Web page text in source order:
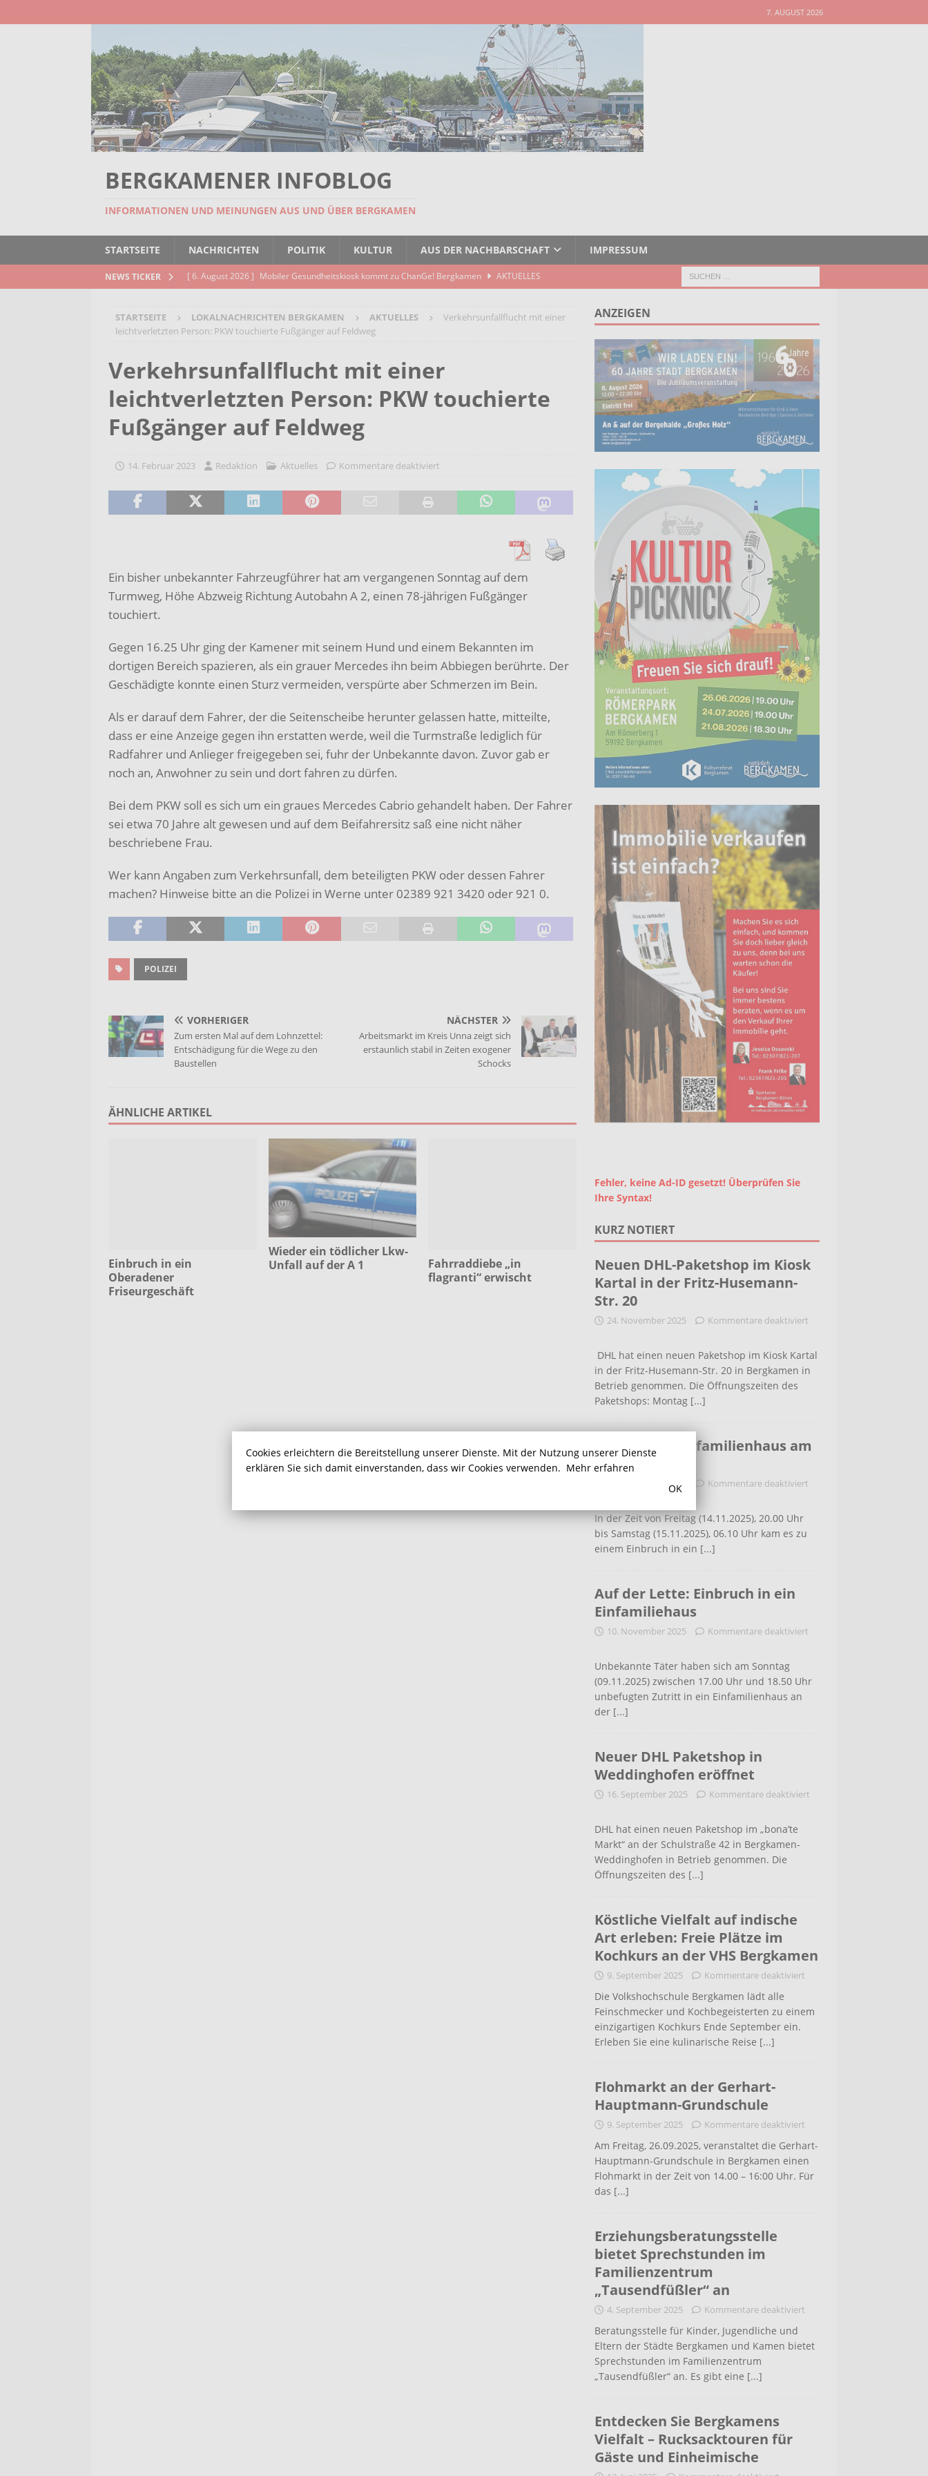
7. AUGUST 2026
BERGKAMENER INFOBLOG
INFORMATIONEN UND MEINUNGEN AUS UND ÜBER BERGKAMEN
STARTSEITE NACHRICHTEN POLITIK KULTUR AUS DER NACHBARSCHAFT IMPRESSUM
NEWS TICKER [ 6. August 2026 ] Mobiler Gesundheitskiosk kommt zu ChanGe! Bergkamen
AKTUELLES
[ 6. August 2026 ] Wenn Worte Funken schlagen: Jochen Malmsheimer eröffnet die Kabarettsaison
[ 6. August 2026 ]
Bürgerreise 2026 nach Gennevilliers – Städtepartnerschaft hautnah erleben
AKTUELLES
Pflege- und Wohnberatung im Gemeindebüro an der Christuskirche in Rünthe
AKTUELLES
STARTSEITE LOKALNACHRICHTEN BERGKAMEN AKTUELLES
Verkehrsunfallflucht mit einer
leichtverletzten Person: PKW touchierte Fußgänger auf Feldweg
Verkehrsunfallflucht mit einer
leichtverletzten Person: PKW touchierte
Fußgänger auf Feldweg
14. Februar 2023 Redaktion Aktuelles Kommentare deaktiviert
Ein bisher unbekannter Fahrzeugführer hat am vergangenen Sonntag auf dem
Turmweg, Höhe Abzweig Richtung Autobahn A 2, einen 78-jährigen Fußgänger
touchiert.
Gegen 16.25 Uhr ging der Kamener mit seinem Hund und einem Bekannten im
dortigen Bereich spazieren, als ein grauer Mercedes ihn beim Abbiegen berührte. Der
Geschädigte konnte einen Sturz vermeiden, verspürte aber Schmerzen im Bein.
Als er darauf dem Fahrer, der die Seitenscheibe herunter gelassen hatte, mitteilte,
dass er eine Anzeige gegen ihn erstatten werde, weil die Turmstraße lediglich für
Radfahrer und Anlieger freigegeben sei, fuhr der Unbekannte davon. Zuvor gab er
noch an, Anwohner zu sein und dort fahren zu dürfen.
Bei dem PKW soll es sich um ein graues Mercedes Cabrio gehandelt haben. Der Fahrer
sei etwa 70 Jahre alt gewesen und auf dem Beifahrersitz saß eine nicht näher
beschriebene Frau.
Wer kann Angaben zum Verkehrsunfall, dem beteiligten PKW oder dessen Fahrer
machen? Hinweise bitte an die Polizei in Werne unter 02389 921 3420 oder 921 0.
POLIZEI
VORHERIGER
Zum ersten Mal auf dem Lohnzettel:
Entschädigung für die Wege zu den
Baustellen
NÄCHSTER
Arbeitsmarkt im Kreis Unna zeigt sich
erstaunlich stabil in Zeiten exogener
Schocks
ÄHNLICHE ARTIKEL
Einbruch in ein
Oberadener
Friseurgeschäft
Wieder ein tödlicher Lkw-
Unfall auf der A 1
Fahrraddiebe „in
flagranti“ erwischt
ANZEIGEN
Fehler, keine Ad-ID gesetzt! Überprüfen Sie
Ihre Syntax!
KURZ NOTIERT
Neuen DHL-Paketshop im Kiosk
Kartal in der Fritz-Husemann-
Str. 20
24. November 2025 Kommentare deaktiviert
DHL hat einen neuen Paketshop im Kiosk Kartal
in der Fritz-Husemann-Str. 20 in Bergkamen in
Betrieb genommen. Die Öffnungszeiten des
Paketshops: Montag [...]
Einbruch in Einfamilienhaus am
Haldenweg
16. November 2025 Kommentare deaktiviert
In der Zeit von Freitag (14.11.2025), 20.00 Uhr
bis Samstag (15.11.2025), 06.10 Uhr kam es zu
einem Einbruch in ein [...]
Auf der Lette: Einbruch in ein
Einfamiliehaus
10. November 2025 Kommentare deaktiviert
Unbekannte Täter haben sich am Sonntag
(09.11.2025) zwischen 17.00 Uhr und 18.50 Uhr
unbefugten Zutritt in ein Einfamilienhaus an
der [...]
Neuer DHL Paketshop in
Weddinghofen eröffnet
16. September 2025 Kommentare deaktiviert
DHL hat einen neuen Paketshop im „bona’te
Markt“ an der Schulstraße 42 in Bergkamen-
Weddinghofen in Betrieb genommen. Die
Öffnungszeiten des [...]
Köstliche Vielfalt auf indische
Art erleben: Freie Plätze im
Kochkurs an der VHS Bergkamen
9. September 2025 Kommentare deaktiviert
Die Volkshochschule Bergkamen lädt alle
Feinschmecker und Kochbegeisterten zu einem
einzigartigen Kochkurs Ende September ein.
Erleben Sie eine kulinarische Reise [...]
Flohmarkt an der Gerhart-
Hauptmann-Grundschule
9. September 2025 Kommentare deaktiviert
Am Freitag, 26.09.2025, veranstaltet die Gerhart-
Hauptmann-Grundschule in Bergkamen einen
Flohmarkt in der Zeit von 14.00 – 16:00 Uhr. Für
das [...]
Erziehungsberatungsstelle
bietet Sprechstunden im
Familienzentrum
„Tausendfüßler“ an
4. September 2025 Kommentare deaktiviert
Beratungsstelle für Kinder, Jugendliche und
Eltern der Städte Bergkamen und Kamen bietet
Sprechstunden im Familienzentrum
„Tausendfüßler“ an. Es gibt eine [...]
Entdecken Sie Bergkamens
Vielfalt – Rucksacktouren für
Gäste und Einheimische
Cookies erleichtern die Bereitstellung unserer Dienste. Mit der Nutzung unserer Dienste
erklären Sie sich damit einverstanden, dass wir Cookies verwenden. Mehr erfahren
OK